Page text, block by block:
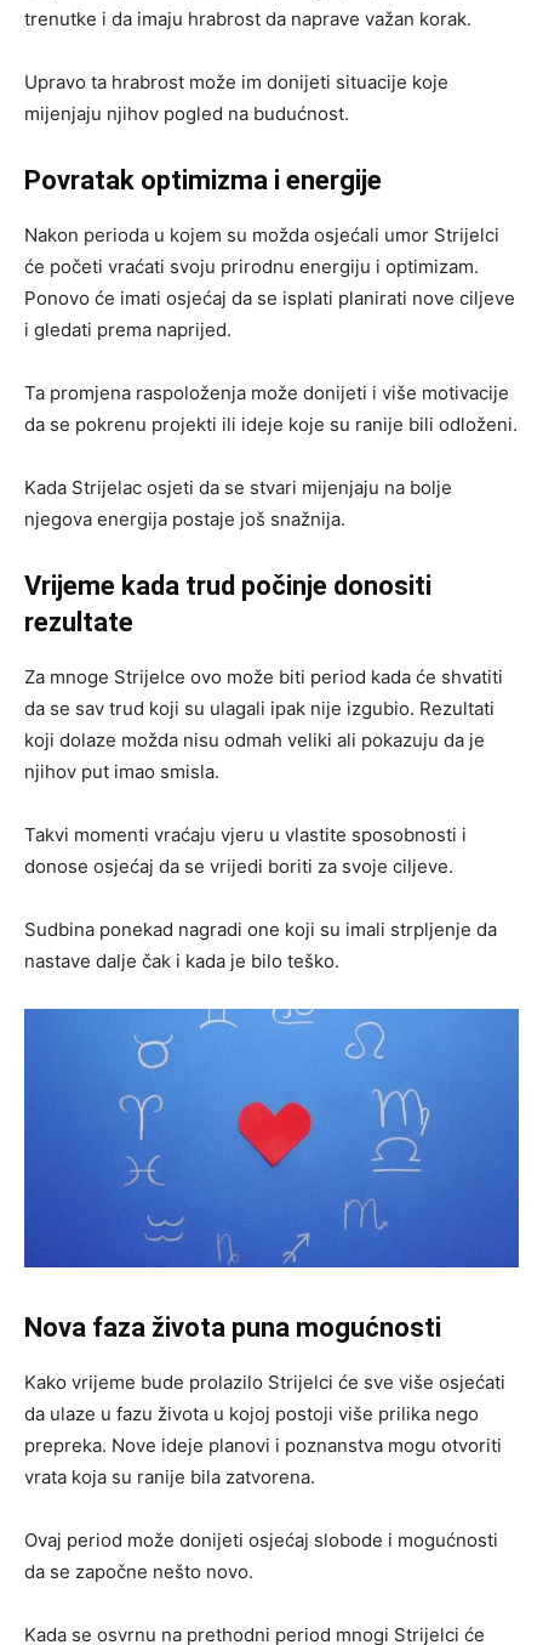
trenutke i da imaju hrabrost da naprave važan korak.
Upravo ta hrabrost može im donijeti situacije koje
mijenjaju njihov pogled na budućnost.
Povratak optimizma i energije
Nakon perioda u kojem su možda osjećali umor Strijelci
će početi vraćati svoju prirodnu energiju i optimizam.
Ponovo će imati osjećaj da se isplati planirati nove ciljeve
i gledati prema naprijed.
Ta promjena raspoloženja može donijeti i više motivacije
da se pokrenu projekti ili ideje koje su ranije bili odloženi.
Kada Strijelac osjeti da se stvari mijenjaju na bolje
njegova energija postaje još snažnija.
Vrijeme kada trud počinje donositi
rezultate
Za mnoge Strijelce ovo može biti period kada će shvatiti
da se sav trud koji su ulagali ipak nije izgubio. Rezultati
koji dolaze možda nisu odmah veliki ali pokazuju da je
njihov put imao smisla.
Takvi momenti vraćaju vjeru u vlastite sposobnosti i
donose osjećaj da se vrijedi boriti za svoje ciljeve.
Sudbina ponekad nagradi one koji su imali strpljenje da
nastave dalje čak i kada je bilo teško.
Nova faza života puna mogućnosti
Kako vrijeme bude prolazilo Strijelci će sve više osjećati
da ulaze u fazu života u kojoj postoji više prilika nego
prepreka. Nove ideje planovi i poznanstva mogu otvoriti
vrata koja su ranije bila zatvorena.
Ovaj period može donijeti osjećaj slobode i mogućnosti
da se započne nešto novo.
Kada se osvrnu na prethodni period mnogi Strijelci će